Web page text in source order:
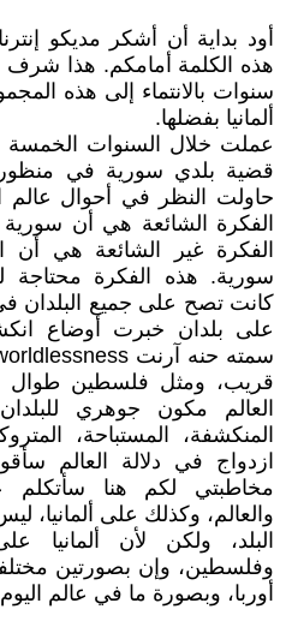
أود بداية أن أشكر مديكو
هذه الكلمة أمامكم. هذا
سنوات بالانتماء إلى هذه
ألمانيا بفضلها.
عملت خلال السنوات
قضية بلدي سورية في منظور
حاولت النظر في أحوال
الفكرة الشائعة هي أن سورية
الفكرة غير الشائعة هي أن
سورية. هذه الفكرة محتاجة
كانت تصح على جميع البلدان في
على بلدان خبرت أوضاع
قريب، ومثل فلسطين طوال
العالم مكون جوهري
المنكشفة، المستباحة،
ازدواج في دلالة العالم
مخاطبتي لكم هنا
والعالم، وكذلك على ألمانيا،
البلد، ولكن لأن
وفلسطين، وإن بصورتين
أوربا، وبصورة ما في عالم